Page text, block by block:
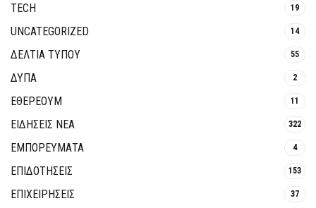
TECH 19
UNCATEGORIZED 14
ΔΕΛΤΙΑ ΤΥΠΟΥ 55
ΔΥΠΑ 2
ΕΘΈΡΕΟΥΜ 11
ΕΙΔΗΣΕΙΣ ΝΕΑ 322
ΕΜΠΟΡΕΥΜΑΤΑ 4
ΕΠΙΔΟΤΗΣΕΙΣ 153
ΕΠΙΧΕΙΡΗΣΕΙΣ 37